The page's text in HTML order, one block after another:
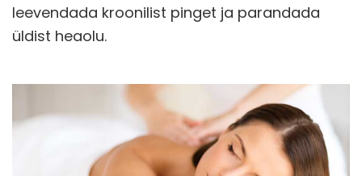
leevendada kroonilist pinget ja parandada
üldist heaolu.